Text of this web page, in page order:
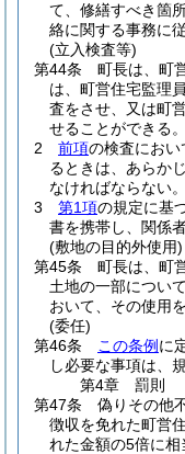
て、修繕すべき箇
絡に関する事務に
(立入検査等)
第44条
町長は、町
は、町営住宅監理
査をさせ、又は町
せることができる。
2
前項の検査におい
るときは、あらか
なければならない。
3
第1項の規定に基
書を携帯し、関係
(敷地の目的外使用)
第45条
町長は、町
土地の一部につい
おいて、その使用
(委任)
第46条
この条例 に
し必要な事項は、
第4章
罰則
第47条
偽りその他
徴収を免れた町営
れた金額の5倍に相